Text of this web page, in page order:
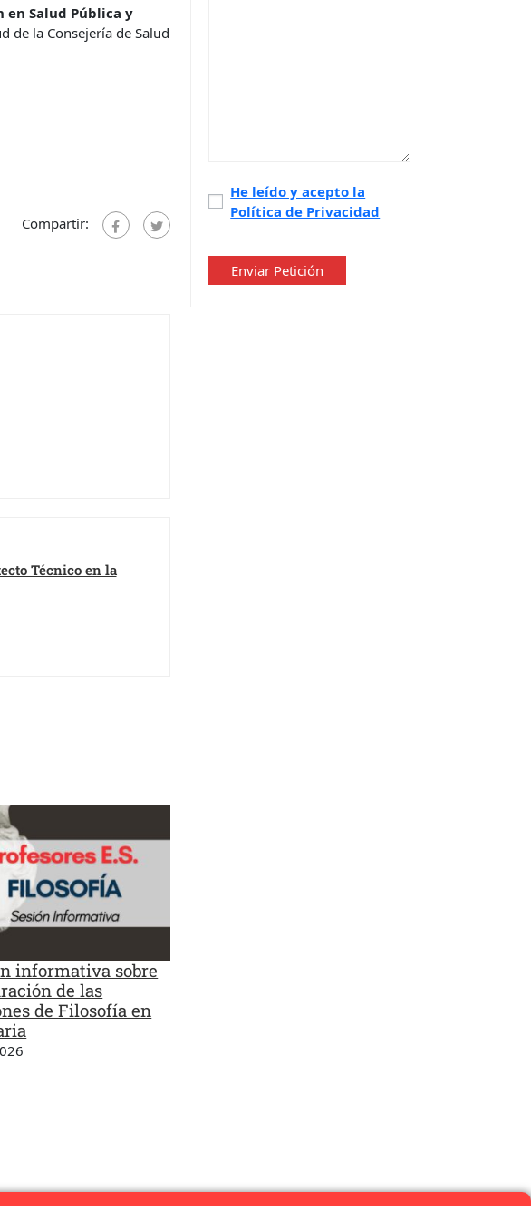
en Salud Pública y
de la Consejería de Salud
Compartir:
Técnico en la
informativa sobre
de las
de Filosofía en
Política
de
He leído y acepto la
Política de Privacidad
Enviar Petición